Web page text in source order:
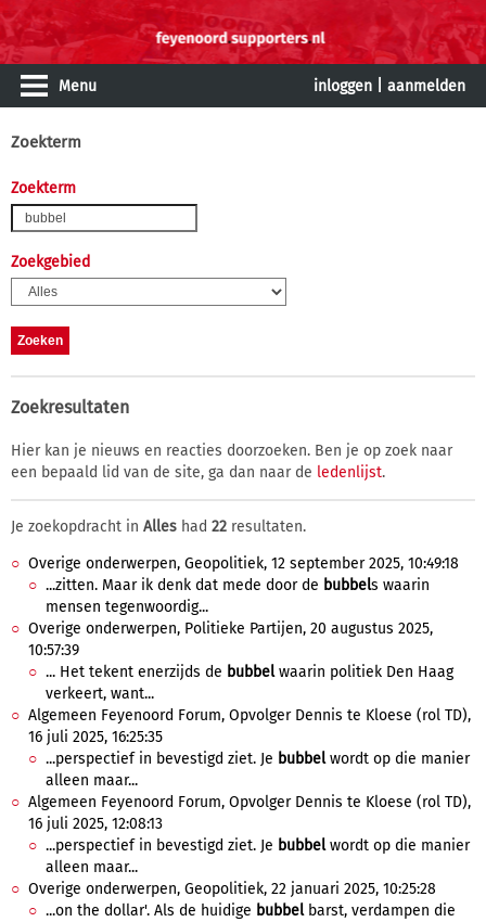
Menu inloggen aanmelden
Zoekterm
Zoekterm
Zoekgebied
Zoekresultaten
Hier kan je nieuws en reacties doorzoeken. Ben je op zoek naar
een bepaald lid van de site, ga dan naar de ledenlijst.
Je zoekopdracht in Alles had 22 resultaten.
Overige onderwerpen, Geopolitiek, 12 september 2025, 10:49:18
...zitten. Maar ik denk dat mede door de bubbels waarin
mensen tegenwoordig...
Overige onderwerpen, Politieke Partijen, 20 augustus 2025,
10:57:39
... Het tekent enerzijds de bubbelwaarin politiek Den Haag
verkeert, want...
Algemeen Feyenoord Forum, Opvolger Dennis te Kloese (rol TD),
16 juli 2025, 16:25:35
...perspectief in bevestigd ziet. Je bubbelwordt op die manier
alleen maar...
Algemeen Feyenoord Forum, Opvolger Dennis te Kloese (rol TD),
16 juli 2025, 12:08:13
...perspectief in bevestigd ziet. Je bubbelwordt op die manier
alleen maar...
Overige onderwerpen, Geopolitiek, 22 januari 2025, 10:25:28
...on the dollar'. Als de huidige bubbelbarst, verdampen die